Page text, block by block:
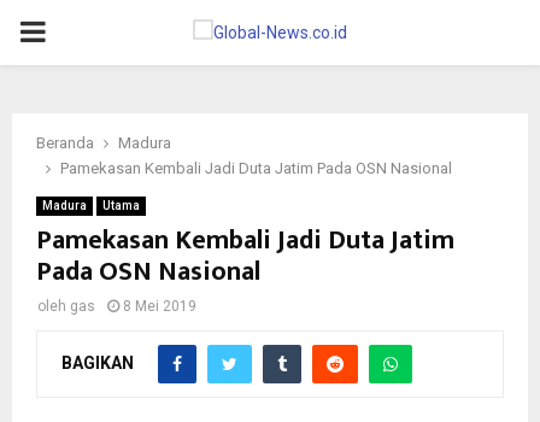
PRIMARY
Beranda
Madura
Pamekasan Kembali Jadi Duta Jatim Pada OSN Nasional
Madura Utama
Pamekasan Kembali Jadi Duta Jatim
Pada OSN Nasional
oleh gas 8 Mei 2019
BAGIKAN